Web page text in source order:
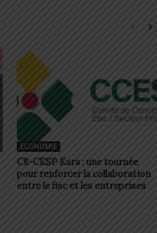
ECONOMIE
CR-CESP Kara : une tournée
pour renforcer la collaboration
entre le fisc et les entreprises